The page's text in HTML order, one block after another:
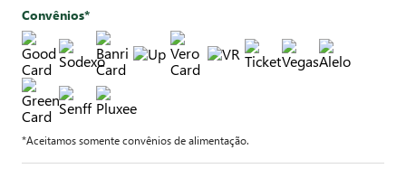
Convênios*
*Aceitamos somente convênios de alimentação.